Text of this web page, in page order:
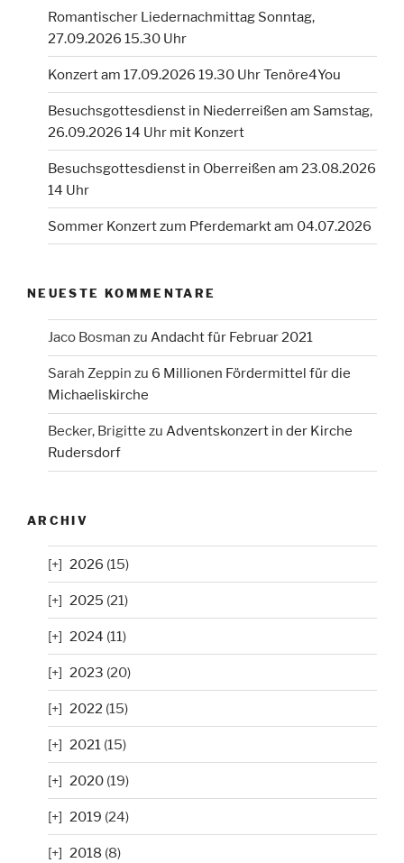
Romantischer Liedernachmittag Sonntag,
27.09.2026 15.30 Uhr
Konzert am 17.09.2026 19.30 Uhr Tenöre4You
Besuchsgottesdienst in Niederreißen am Samstag,
26.09.2026 14 Uhr mit Konzert
Besuchsgottesdienst in Oberreißen am 23.08.2026
14 Uhr
Sommer Konzert zum Pferdemarkt am 04.07.2026
NEUESTE KOMMENTARE
Jaco Bosman zu Andacht für Februar 2021
Sarah Zeppin zu 6 Millionen Fördermittel für die
Michaeliskirche
Becker, Brigitte zu Adventskonzert in der Kirche
Rudersdorf
ARCHIV
2026 (15)
2025 (21)
2024 (11)
2023 (20)
2022 (15)
2021(15)
2020(19)
2019 (24)
2018 (8)